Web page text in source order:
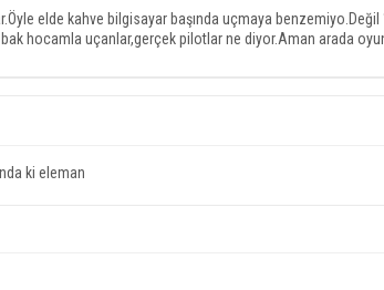
elde kahve bilgisayar başında uçmaya
hocamla uçanlar,gerçek pilotlar ne diyor.Aman arada
ki eleman